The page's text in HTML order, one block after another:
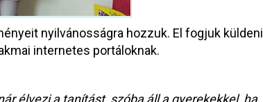
nyilvánosságra hozzuk. El fogjuk küldeni
internetes portáloknak.
élvezi a tanítást, szóba áll a gyerekekkel, ha